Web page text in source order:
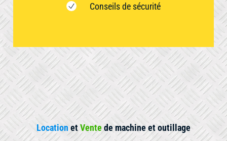
Conseils de sécurité
Location etVentede machine et outillage